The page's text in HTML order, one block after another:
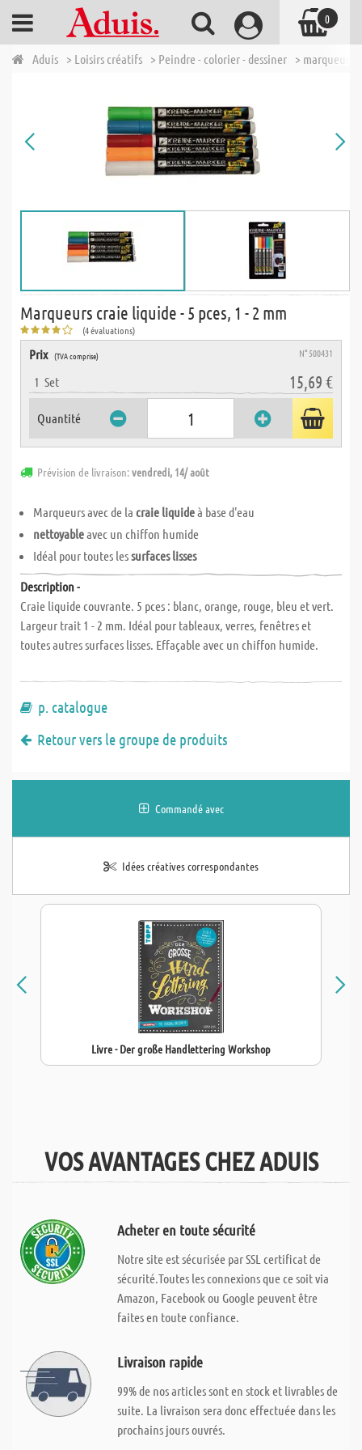
Aduis > Loisirs créatifs > Peindre - colorier - dessiner > marqueur
Marqueurs craie liquide - 5 pces, 1 - 2 mm
(4 évaluations)
Prix (TVA comprise) N° 500431
1 Set 15,69 €
Quantité
Prévision de livraison:vendredi, 14/ août
Marqueurs avec de la craie liquideà base d'eau
nettoyableavec un chiffon humide
Idéal pour toutes lessurfaces lisses
Description -
Craie liquide couvrante. 5 pces : blanc, orange, rouge, bleu et vert.
Largeur trait 1 - 2 mm. Idéal pour tableaux, verres, fenêtres et
toutes autres surfaces lisses. Effaçable avec un chiffon humide.
p. catalogue
Retour vers le groupe de produits
Commandé avec
Idées créatives correspondantes
Livre - Der große Handlettering Workshop
VOS AVANTAGES CHEZ ADUIS
Acheter en toute sécurité
Notre site est sécurisée par SSL certificat de
sécurité.Toutes les connexions que ce soit via
Amazon, Facebook ou Google peuvent être
faites en toute confiance.
Livraison rapide
99% de nos articles sont en stock et livrables de
suite. La livraison sera donc effectuée dans les
prochains jours ouvrés.
0